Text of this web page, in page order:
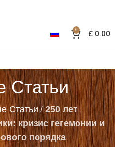
0 £ 0.00
Статьи
Статьи/250 лет
кризис гегемонии и
порядка